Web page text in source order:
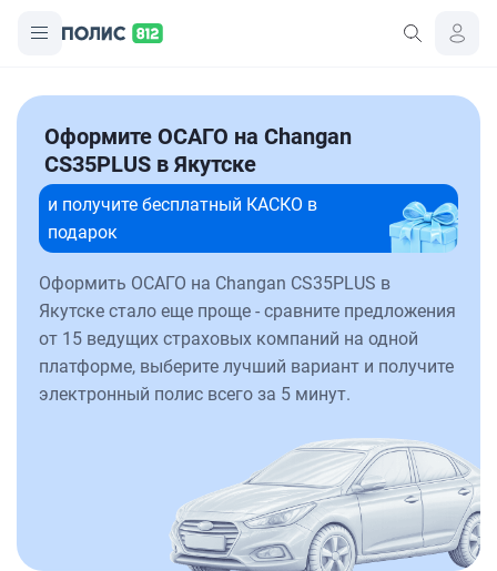
Оформите ОСАГО на Changan
CS35PLUS в Якутске
и получите бесплатный КАСКО в
подарок
Оформить ОСАГО на Changan CS35PLUS в
Якутске стало еще проще - сравните предложения
от 15 ведущих страховых компаний на одной
платформе, выберите лучший вариант и получите
электронный полис всего за 5 минут.